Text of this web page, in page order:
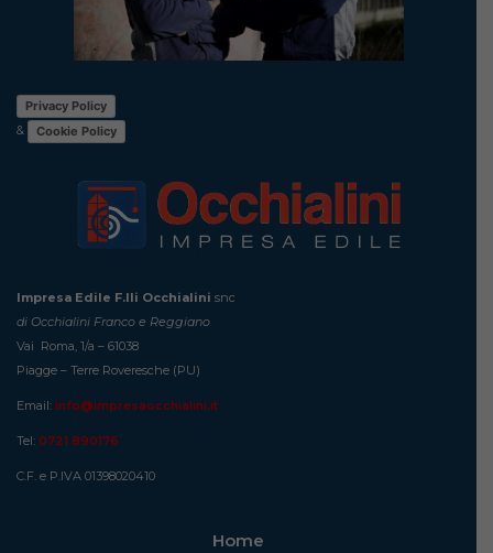
Privacy Policy
&
Cookie Policy
Impresa Edile F.lli Occhialini snc
di Occhialini Franco e Reggiano
Vai Roma, 1/a – 61038
Piagge – Terre Roveresche (PU)
Email: info@impresaocchialini.it
Tel: 0721 890176
C.F. e P.IVA 01398020410
Home